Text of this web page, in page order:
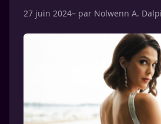
27 juin 2024– par Nolwenn A.